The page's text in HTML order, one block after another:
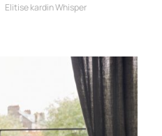
Elitise kardin Whisper